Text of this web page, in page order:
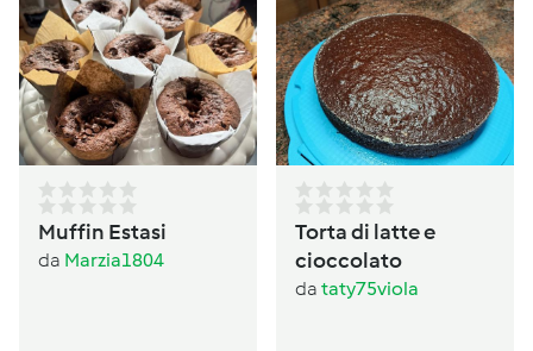
Muffin Estasi
da Marzia1804
Torta di latte e
cioccolato
da taty75viola